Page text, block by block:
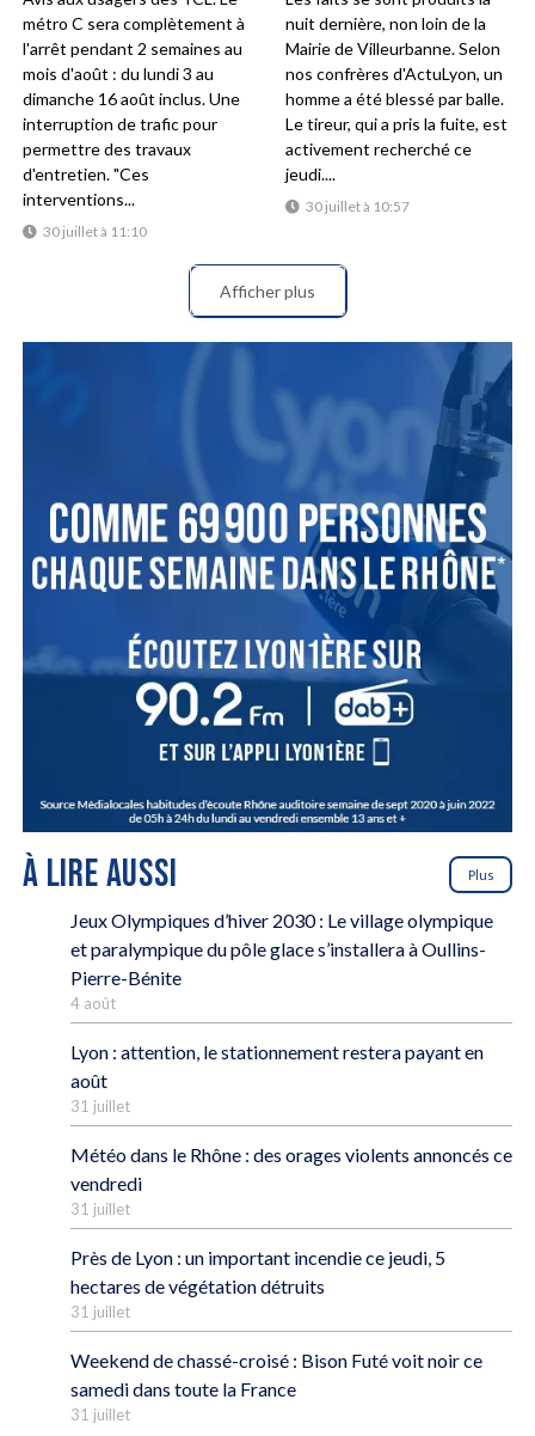
30 juillet à 11:10
métro C sera complètement à
l'arrêt pendant 2 semaines au
mois d'août : du lundi 3 au
dimanche 16 août inclus. Une
interruption de trafic pour
permettre des travaux
d'entretien. "Ces
interventions...
30 juillet à 10:57
nuit dernière, non loin de la
Mairie de Villeurbanne. Selon
nos confrères d'ActuLyon, un
homme a été blessé par balle.
Le tireur, qui a pris la fuite, est
activement recherché ce
jeudi....
Afficher plus
À LIRE AUSSI Plus
Jeux Olympiques d’hiver 2030 : Le village olympique
et paralympique du pôle glace s’installera à Oullins-
Pierre-Bénite
4 août
Lyon : attention, le stationnement restera payant en
août
31 juillet
Météo dans le Rhône : des orages violents annoncés ce
vendredi
31 juillet
Près de Lyon : un important incendie ce jeudi, 5
hectares de végétation détruits
31 juillet
Weekend de chassé-croisé : Bison Futé voit noir ce
samedi dans toute la France
31 juillet